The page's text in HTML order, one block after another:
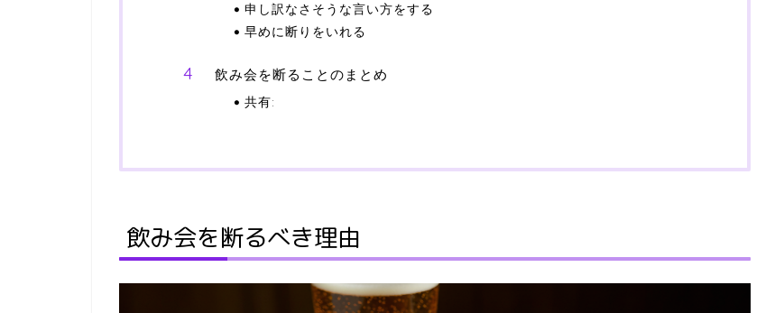
申し訳なさそうな言い方をする
早めに断りをいれる
飲み会を断ることのまとめ
共有:
飲み会を断るべき理由